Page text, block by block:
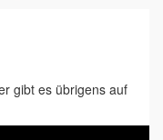
gibt es übrigens auf